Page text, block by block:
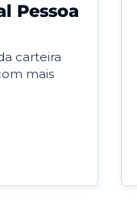
Pessoa
carteira
mais